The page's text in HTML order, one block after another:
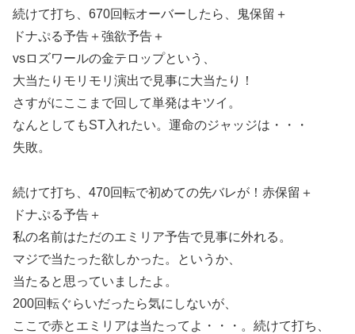
続けて打ち、670回転オーバーしたら、鬼保留＋
ドナぷる予告＋強欲予告＋
vsロズワールの金テロップという、
大当たりモリモリ演出で見事に大当たり！
さすがにここまで回して単発はキツイ。
なんとしてもST入れたい。運命のジャッジは・・・
失敗。
続けて打ち、470回転で初めての先バレが！赤保留＋
ドナぷる予告＋
私の名前はただのエミリア予告で見事に外れる。
マジで当たった欲しかった。というか、
当たると思っていましたよ。
200回転ぐらいだったら気にしないが、
ここで赤とエミリアは当たってよ・・・。続けて打ち、